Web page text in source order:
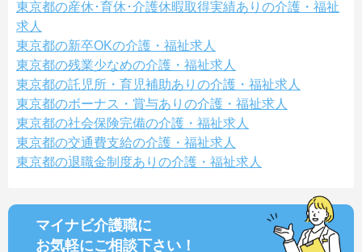
東京都の産休･育休･介護休暇取得実績ありの介護・福祉
求人
東京都の新卒OKの介護・福祉求人
東京都の残業少なめの介護・福祉求人
東京都の託児所・育児補助ありの介護・福祉求人
東京都のボーナス・賞与ありの介護・福祉求人
東京都の社会保険完備の介護・福祉求人
東京都の交通費支給の介護・福祉求人
東京都の退職金制度ありの介護・福祉求人
マイナビ介護職に
お気軽にご相談下さい！